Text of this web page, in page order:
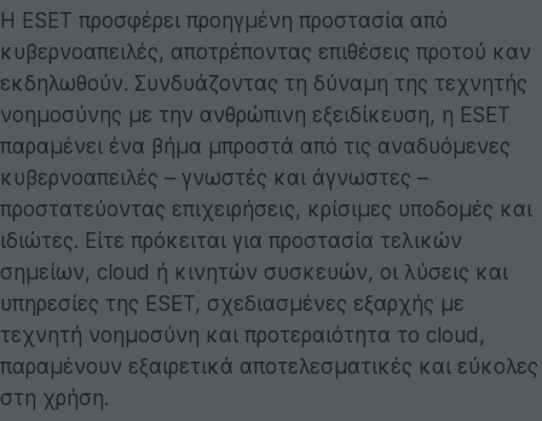
Η ESET προσφέρει προηγμένη προστασία από
κυβερνοαπειλές, αποτρέποντας επιθέσεις προτού καν
εκδηλωθούν. Συνδυάζοντας τη δύναμη της τεχνητής
νοημοσύνης με την ανθρώπινη εξειδίκευση, η ESET
παραμένει ένα βήμα μπροστά από τις αναδυόμενες
κυβερνοαπειλές – γνωστές και άγνωστες –
προστατεύοντας επιχειρήσεις, κρίσιμες υποδομές και
ιδιώτες. Είτε πρόκειται για προστασία τελικών
σημείων, cloud ή κινητών συσκευών, οι λύσεις και
υπηρεσίες της ESET, σχεδιασμένες εξαρχής με
τεχνητή νοημοσύνη και προτεραιότητα το cloud,
παραμένουν εξαιρετικά αποτελεσματικές και εύκολες
στη χρήση.